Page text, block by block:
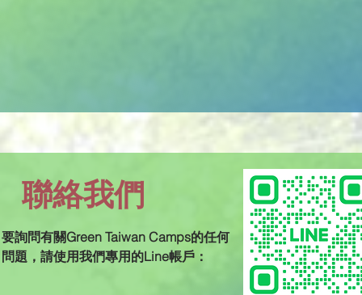
聯絡我們
要詢問有關Green Taiwan Camps的任何
問題，請使用我們專用的Line帳戶：